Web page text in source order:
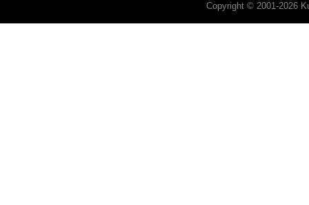
Copyright © 2001-2026